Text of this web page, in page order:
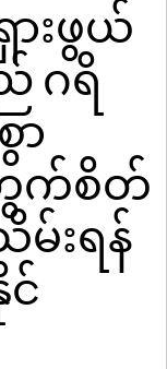
းဖွယ်
ဂရိ
ာ
က်စိတ်
မ်းရန်